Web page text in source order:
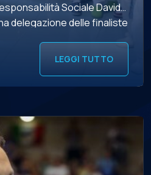
Sociale Davide
delegazione delle finaliste
– il Presidente Gaetano Di
per la Feldi,
LEGGI TUTTO